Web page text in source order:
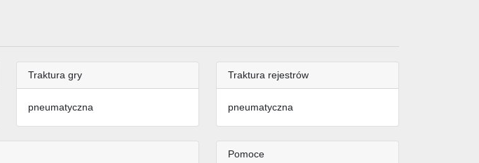
Traktura gry
pneumatyczna
Traktura rejestrów
pneumatyczna
Pomoce